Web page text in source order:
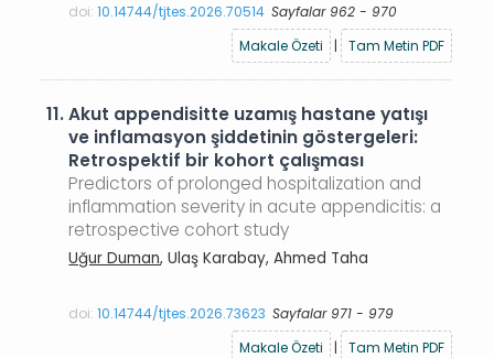
doi:10.14744/tjtes.2026.70514 Sayfalar 962 - 970
Makale Özeti
| Tam Metin PDF
11.Akut appendisitte uzamış hastane yatışı
ve inflamasyon şiddetinin göstergeleri:
Retrospektif bir kohort çalışması
Predictors of prolonged hospitalization and
inflammation severity in acute appendicitis: a
retrospective cohort study
Uğur Duman, Ulaş Karabay, Ahmed Taha
doi:10.14744/tjtes.2026.73623 Sayfalar 971 - 979
Makale Özeti
| Tam Metin PDF